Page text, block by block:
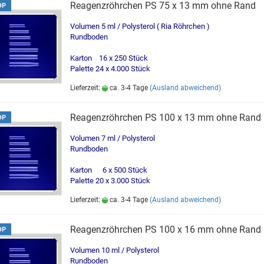
Reagenzröhrchen PS 75 x 13 mm ohne Rand
Volumen 5 ml / Polysterol ( Ria Röhrchen )
Rundboden
Karton 16 x 250 Stück
Palette 24 x 4.000 Stück
Lieferzeit: ca. 3-4 Tage (Ausland abweichend)
Reagenzröhrchen PS 100 x 13 mm ohne Rand
Volumen 7 ml / Polysterol
Rundboden
Karton 6 x 500 Stück
Palette 20 x 3.000 Stück
Lieferzeit: ca. 3-4 Tage (Ausland abweichend)
Reagenzröhrchen PS 100 x 16 mm ohne Rand
Volumen 10 ml / Polysterol
Rundboden